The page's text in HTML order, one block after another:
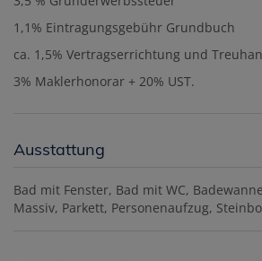
1,1% Eintragungsgebühr Grundbuch
ca. 1,5% Vertragserrichtung und
3% Maklerhonorar + 20% UST.
Ausstattung
Bad mit Fenster Bad mit WC Badewanne
Massiv Parkett Personenaufzug